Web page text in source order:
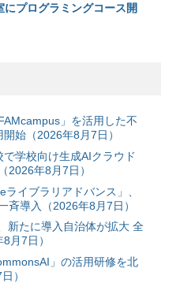
プログラミングコース開
」を活用した不
始（2026年8月7日）
学校向け生成AIクラウド
2026年8月7日）
イブラリアドバンス」、
斉導入（2026年8月7日）
新たに導入自治体が拡大 全
月7日）
」の活用研修を北
）